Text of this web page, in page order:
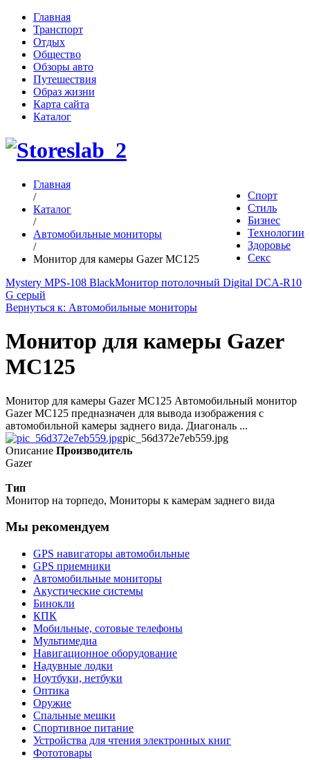
Главная
Транспорт
Отдых
Общество
Обзоры авто
Путешествия
Образ жизни
Карта сайта
Каталог
Спорт
Стиль
Бизнес
Технологии
Здоровье
Секс
Главная
/
Каталог
/
Автомобильные мониторы
/
Монитор для камеры Gazer MC125
Mystery MPS-108 BlackМонитор потолочный Digital DCA-R10
G серый
Вернуться к: Автомобильные мониторы
Монитор для камеры Gazer
MC125
Монитор для камеры Gazer MC125 Автомобильный монитор
Gazer MC125 предназначен для вывода изображения с
автомобильной камеры заднего вида. Диагональ ...
pic_56d372e7eb559.jpg
Описание Производитель
Gazer
Тип
Монитор на торпедо, Мониторы к камерам заднего вида
Мы рекомендуем
GPS навигаторы автомобильные
GPS приемники
Автомобильные мониторы
Акустические системы
Бинокли
КПК
Мобильные, сотовые телефоны
Мультимедиа
Навигационное оборудование
Надувные лодки
Ноутбуки, нетбуки
Оптика
Оружие
Спальные мешки
Спортивное питание
Устройства для чтения электронных книг
Фототовары